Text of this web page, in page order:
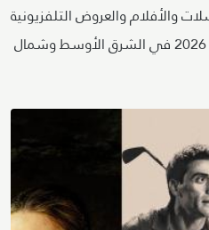
والأفلام والعروض التلفزيونية
القادمة إلى نتفليكس في مايو 2026 في الشرق الأوسط وشمال